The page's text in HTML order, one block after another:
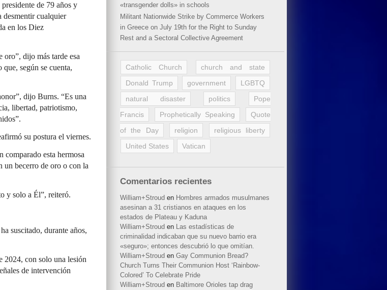
de 79 años y
desmentir cualquier
en los Diez
oro”, dijo más tarde esa
según se cuenta,
​​dijo Burns. “Es una
libertad, patriotismo,
su postura el viernes.
comparado esta hermosa
un becerro de oro o con la
y solo a Él”, reiteró.
suscitado, durante años,
2024, con solo una lesión
de intervención
«transgender dolls» in schools
Militant Nationwide Strike by Commerce Workers
in Greece on July 19th for the Right to Sunday
Rest and a Sectoral Collective Agreement
Catholic Church
church and state
Donald Trump
government
LGBTQ
natural disaster
politics
Pope
Francis
Prophetically Speaking
Quote
of the Day
religion
religious liberty
United States
Vatican
Comentarios recientes
William+Stroud en Hombres armados musulmanes
asesinan a 31 cristianos en ataques en los
estados de Plateau y Kaduna
William+Stroud en Las estadísticas de
criminalidad indicaban que su nuevo barrio era
«seguro»; entonces descubrió lo que omitían.
William+Stroud en Gay Communion Bread?
Church Turns Their Communion Host ‘Rainbow-
Colored’ To Celebrate Pride
William+Stroud en Baltimore Orioles tap drag